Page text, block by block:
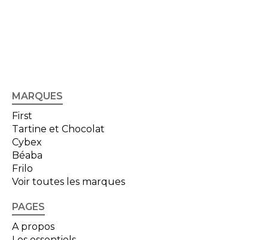
MARQUES
First
Tartine et Chocolat
Cybex
Béaba
Frilo
Voir toutes les marques
PAGES
A propos